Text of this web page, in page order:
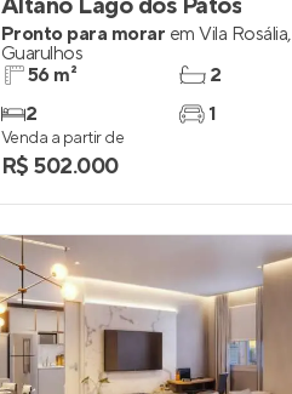
Pronto para morar em Vila Rosália,
Guarulhos
56 m²
2
2
1
Venda a partir de
R$ 502.000